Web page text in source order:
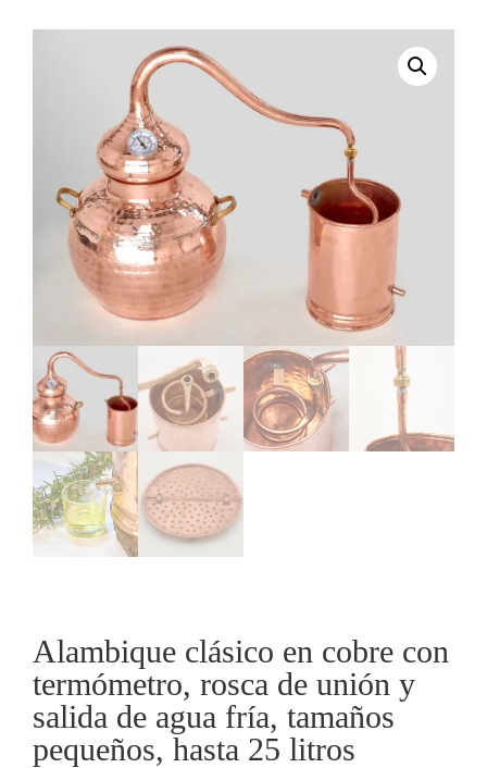
Alambique clásico en cobre con
termómetro, rosca de unión y
salida de agua fría, tamaños
pequeños, hasta 25 litros